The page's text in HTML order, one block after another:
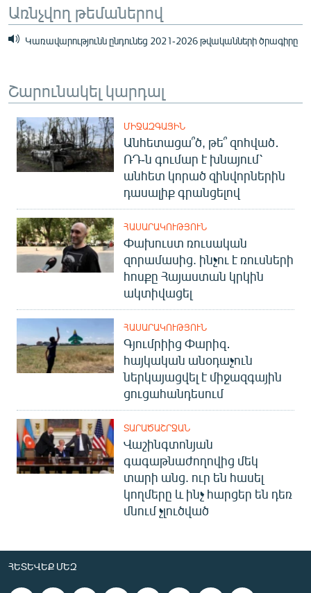
Առնչվող թեմաներով
Կառավարությունն ընդունեց 2021-2026 թվականների ծրագիրը
Շարունակել կարդալ
ՄԻՋԱԶԳԱՅԻՆ
Անհետացա՞ծ, թե՞ զոհված․
ՌԴ-ն գումար է խնայում՝
անհետ կորած զինվորներին
դասալիք գրանցելով
ՀԱՍԱՐԱԿՈՒԹՅՈՒՆ
Փախուստ ռուսական
զորամասից. ինչու է ռուսների
հոսքը Հայաստան կրկին
ակտիվացել
ՀԱՍԱՐԱԿՈՒԹՅՈՒՆ
Գյումրիից Փարիզ․
հայկական անօդաչուն
ներկայացվել է միջազգային
ցուցահանդեսում
ՏԱՐԱԾԱՇՐՋԱՆ
Վաշինգտոնյան
գագաթնաժողովից մեկ
տարի անց. ուր են հասել
կողմերը և ինչ հարցեր են դեռ
մնում չլուծված
ՀԵՏԵՎԵՔ ՄԵԶ